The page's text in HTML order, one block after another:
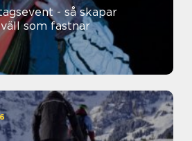
- så skapar
som fastnar